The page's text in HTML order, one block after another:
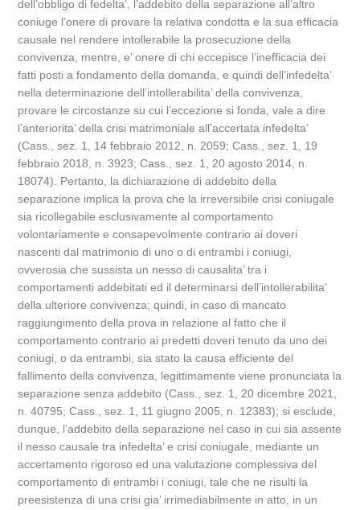
dell’obbligo di fedelta’, l’addebito della separazione all’altro
coniuge l’onere di provare la relativa condotta e la sua efficacia
causale nel rendere intollerabile la prosecuzione della
convivenza, mentre, e’ onere di chi eccepisce l’inefficacia dei
fatti posti a fondamento della domanda, e quindi dell’infedelta’
nella determinazione dell’intollerabilita’ della convivenza,
provare le circostanze su cui l’eccezione si fonda, vale a dire
l’anteriorita’ della crisi matrimoniale all’accertata infedelta’
(Cass., sez. 1, 14 febbraio 2012, n. 2059; Cass., sez. 1, 19
febbraio 2018, n. 3923; Cass., sez. 1, 20 agosto 2014, n.
18074). Pertanto, la dichiarazione di addebito della
separazione implica la prova che la irreversibile crisi coniugale
sia ricollegabile esclusivamente al comportamento
volontariamente e consapevolmente contrario ai doveri
nascenti dal matrimonio di uno o di entrambi i coniugi,
ovverosia che sussista un nesso di causalita’ tra i
comportamenti addebitati ed il determinarsi dell’intollerabilita’
della ulteriore convivenza; quindi, in caso di mancato
raggiungimento della prova in relazione al fatto che il
comportamento contrario ai predetti doveri tenuto da uno dei
coniugi, o da entrambi, sia stato la causa efficiente del
fallimento della convivenza, legittimamente viene pronunciata la
separazione senza addebito (Cass., sez. 1, 20 dicembre 2021,
n. 40795; Cass., sez. 1, 11 giugno 2005, n. 12383); si esclude,
dunque, l’addebito della separazione nel caso in cui sia assente
il nesso causale tra infedelta’ e crisi coniugale, mediante un
accertamento rigoroso ed una valutazione complessiva del
comportamento di entrambi i coniugi, tale che ne risulti la
preesistenza di una crisi gia’ irrimediabilmente in atto, in un